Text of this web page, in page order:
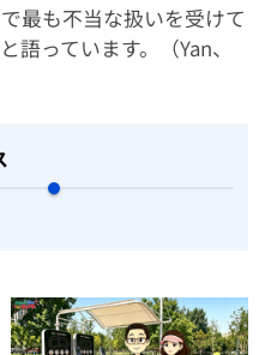
最も不当な扱いを受けて
語っています。（Yan、